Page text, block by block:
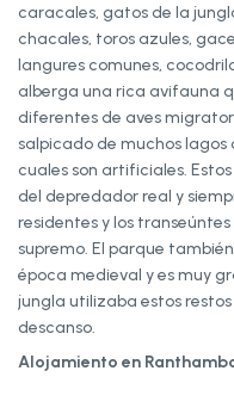
caracales, gatos de la
chacales, toros azules,
langures comunes,
alberga una rica avifauna
diferentes de aves
salpicado de muchos lagos
cuales son artificiales.
del depredador real y
residentes y los
supremo. El parque
época medieval y es muy
jungla utilizaba estos
descanso.
Alojamiento en